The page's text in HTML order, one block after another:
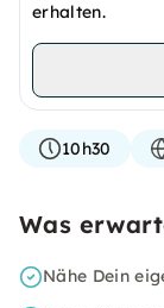
erhalten.
10h30
Was
Nähe Dein